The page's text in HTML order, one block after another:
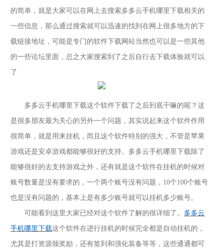
的简单，就是大家可以在网上去搜索多多云手机哪里下载相关的
一些信息，那么通过搜索就可以迅速的找到在网上很多地方的下
载链接地址，可能是专门的软件下载网站当然也可以是一些其他
的一些论坛里面，总之大家搜索到了之后自行去下载体验就可以
了
多多云手机哪里下载这个软件下载了之后到底干嘛的呢？这
是很多朋友最为关心的另外一个问题，其实说起来这个软件作用
很简单，就是用来挂机，而且这个软件特别的强大，不管是苹果
游戏还是安卓游戏都能够很好的支持。多多云手机哪里下载除了
能够很好的去支持游戏之外，还有就是这个软件在挂机的时候对
账号数量是没有要求的，一个两个账号没有问题， 10个100个账号
也是没有问题的，基本上是有多少账号就可以挂机多少账号。
可能看到这里大家已经对这个软件了解的很详细了。 多多云
手机哪里下载这个软件在进行挂机的时候完全都是自动挂机的，
尤其是打资源领奖励，还有签到和强化装备等等，这些通通都可